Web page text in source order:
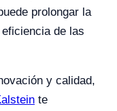
prolongar la
de las
y calidad,
te